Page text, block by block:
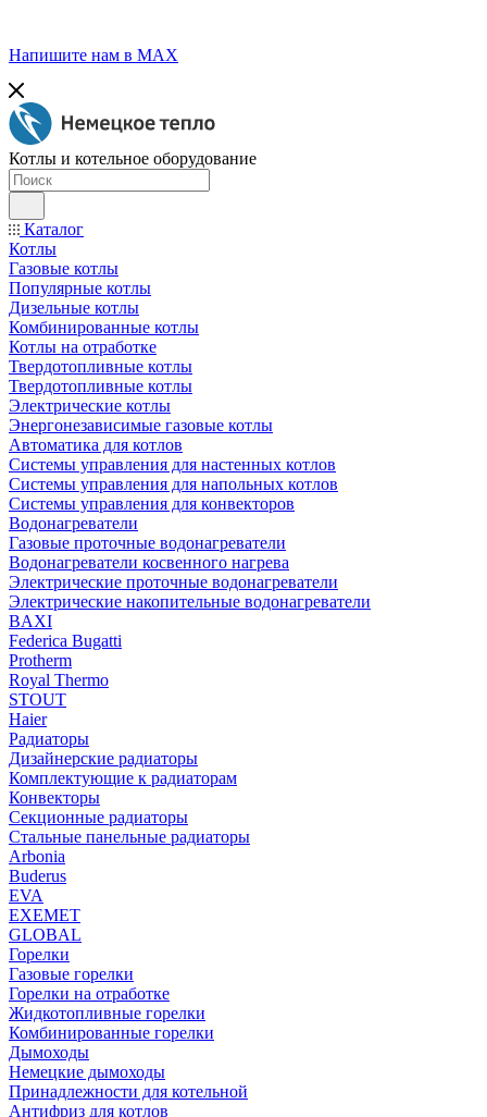
Напишите нам в МАХ
Котлы и котельное оборудование
Каталог
Котлы
Газовые котлы
Популярные котлы
Дизельные котлы
Комбинированные котлы
Котлы на отработке
Твердотопливные котлы
Твердотопливные котлы
Электрические котлы
Энергонезависимые газовые котлы
Автоматика для котлов
Системы управления для настенных котлов
Системы управления для напольных котлов
Системы управления для конвекторов
Водонагреватели
Газовые проточные водонагреватели
Водонагреватели косвенного нагрева
Электрические проточные водонагреватели
Электрические накопительные водонагреватели
BAXI
Federica Bugatti
Protherm
Royal Thermo
STOUT
Haier
Радиаторы
Дизайнерские радиаторы
Комплектующие к радиаторам
Конвекторы
Секционные радиаторы
Стальные панельные радиаторы
Arbonia
Buderus
EVA
EXEMET
GLOBAL
Горелки
Газовые горелки
Горелки на отработке
Жидкотопливные горелки
Комбинированные горелки
Дымоходы
Немецкие дымоходы
Принадлежности для котельной
Антифриз для котлов